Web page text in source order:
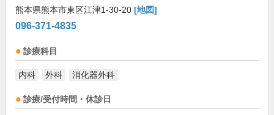
熊本県熊本市東区江津1-30-20 [地図]
096-371-4835
診療科目
内科 外科 消化器外科
診療/受付時間・休診日